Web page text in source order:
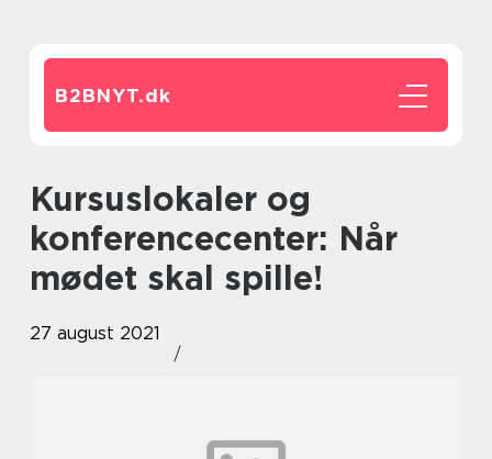
B2BNYT.dk
Kursuslokaler og
konferencecenter: Når
mødet skal spille!
27 august 2021